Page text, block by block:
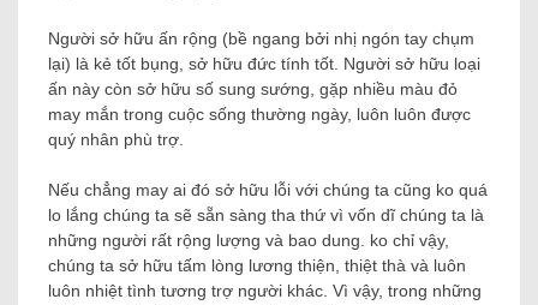
Người sở hữu ấn rộng (bề ngang bởi nhị ngón tay chụm
lại) là kẻ tốt bụng, sở hữu đức tính tốt. Người sở hữu loại
ấn này còn sở hữu số sung sướng, gặp nhiều màu đỏ
may mắn trong cuộc sống thường ngày, luôn luôn được
quý nhân phù trợ.
Nếu chẳng may ai đó sở hữu lỗi với chúng ta cũng ko quá
lo lắng chúng ta sẽ sẵn sàng tha thứ vì vốn dĩ chúng ta là
những người rất rộng lượng và bao dung. ko chỉ vậy,
chúng ta sở hữu tấm lòng lương thiện, thiệt thà và luôn
luôn nhiệt tình tương trợ người khác. Vì vậy, trong những